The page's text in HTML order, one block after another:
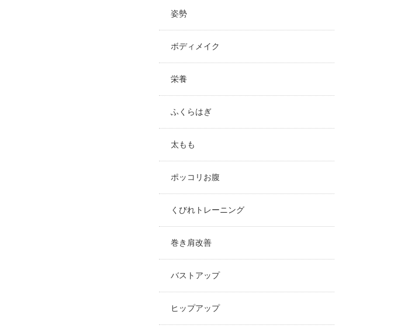
姿勢
ボディメイク
栄養
ふくらはぎ
太もも
ポッコリお腹
くびれトレーニング
巻き肩改善
バストアップ
ヒップアップ